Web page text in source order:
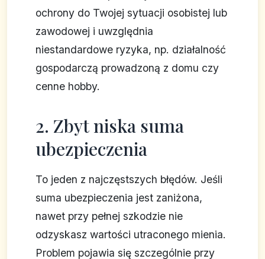
ochrony do Twojej sytuacji osobistej lub
zawodowej i uwzględnia
niestandardowe ryzyka, np. działalność
gospodarczą prowadzoną z domu czy
cenne hobby.
2. Zbyt niska suma
ubezpieczenia
To jeden z najczęstszych błędów. Jeśli
suma ubezpieczenia jest zaniżona,
nawet przy pełnej szkodzie nie
odzyskasz wartości utraconego mienia.
Problem pojawia się szczególnie przy